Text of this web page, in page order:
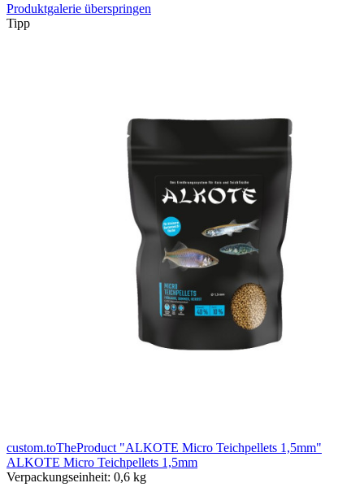
Produktgalerie überspringen
Tipp
custom.toTheProduct "ALKOTE Micro Teichpellets 1,5mm"
ALKOTE Micro Teichpellets 1,5mm
Verpackungseinheit: 0,6 kg